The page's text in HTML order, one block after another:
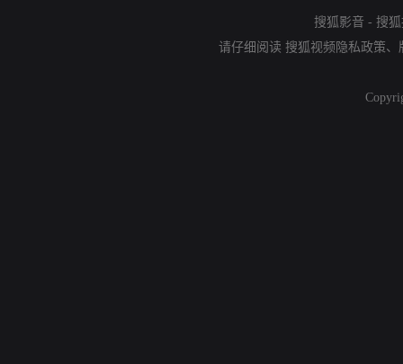
搜狐影音 - 搜
请仔细阅读 搜狐视频隐私政策、